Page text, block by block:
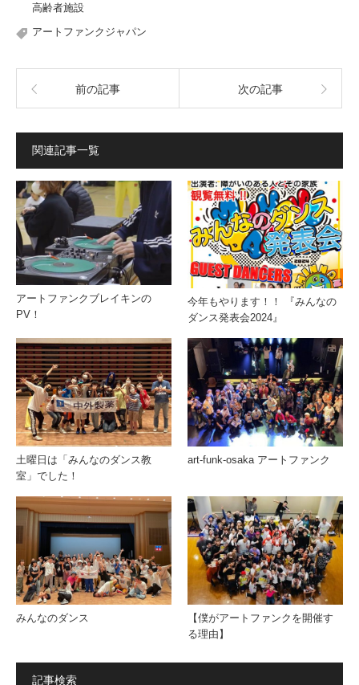
高齢者施設
アートファンクジャパン
前の記事 次の記事
関連記事一覧
アートファンクブレイキンの
PV！
今年もやります！！ 『みんなの
ダンス発表会2024』
土曜日は「みんなのダンス教
室」でした！
art-funk-osaka アートファンク
みんなのダンス
【僕がアートファンクを開催す
る理由】
記事検索